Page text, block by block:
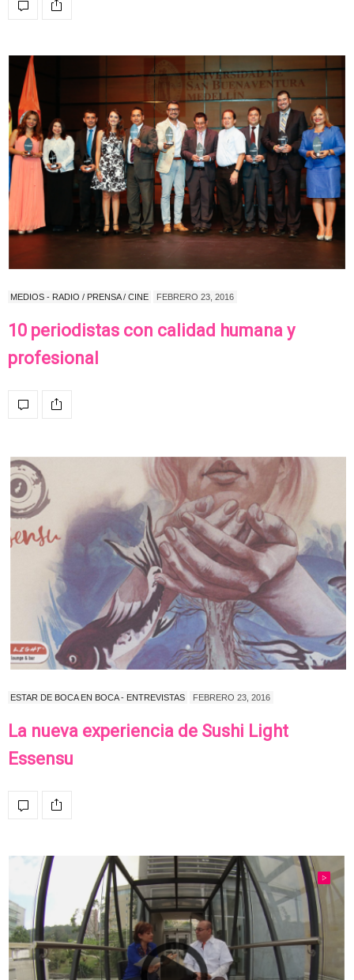
MEDIOS - RADIO / PRENSA / CINE FEBRERO 23, 2016
10 periodistas con calidad humana y
profesional
ESTAR DE BOCA EN BOCA - ENTREVISTAS FEBRERO 23, 2016
La nueva experiencia de Sushi Light
Essensu